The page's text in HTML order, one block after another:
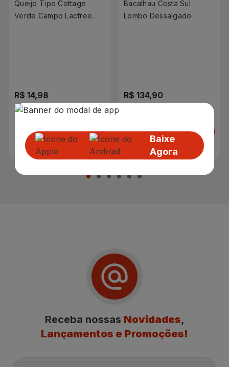
Queijo Tipo Cottage
Verde Campo Lacfree
R$ 14,98
Adicionar
Bacalhau Costa Sul
Lombo Dessalgado
R$ 134,90
Adicionar
Baixe
Agora
Receba nossas Novidades,
Lançamentos e Promoções!